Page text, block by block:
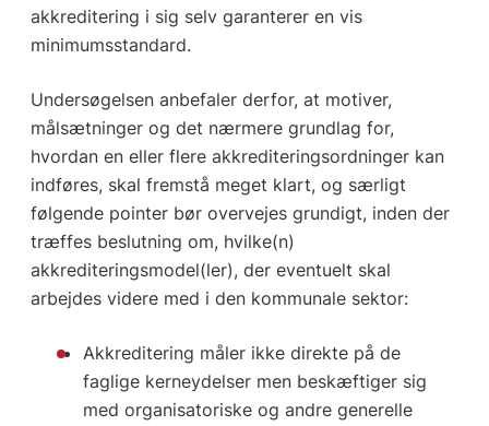
akkreditering i sig selv garanterer en vis
minimumsstandard.
Undersøgelsen anbefaler derfor, at motiver,
målsætninger og det nærmere grundlag for,
hvordan en eller flere akkrediteringsordninger kan
indføres, skal fremstå meget klart, og særligt
følgende pointer bør overvejes grundigt, inden der
træffes beslutning om, hvilke(n)
akkrediteringsmodel(ler), der eventuelt skal
arbejdes videre med i den kommunale sektor:
Akkreditering måler ikke direkte på de
faglige kerneydelser men beskæftiger sig
med organisatoriske og andre generelle